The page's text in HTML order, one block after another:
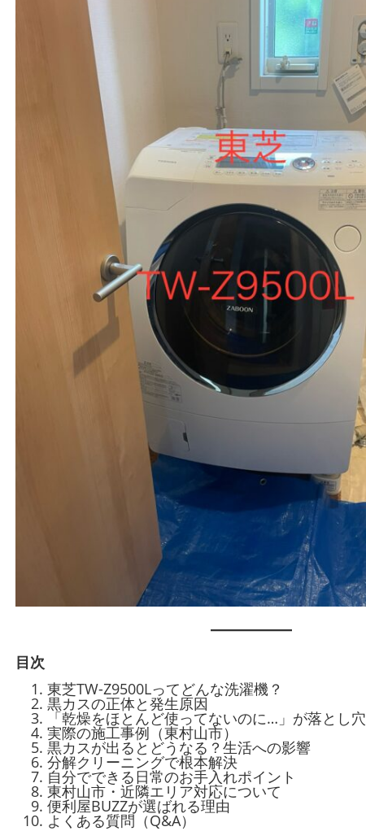
目次
東芝TW-Z9500Lってどんな洗濯機？
黒カスの正体と発生原因
「乾燥をほとんど使ってないのに…」が落とし穴
実際の施工事例（東村山市）
黒カスが出るとどうなる？生活への影響
分解クリーニングで根本解決
自分でできる日常のお手入れポイント
東村山市・近隣エリア対応について
便利屋BUZZが選ばれる理由
よくある質問（Q&A）